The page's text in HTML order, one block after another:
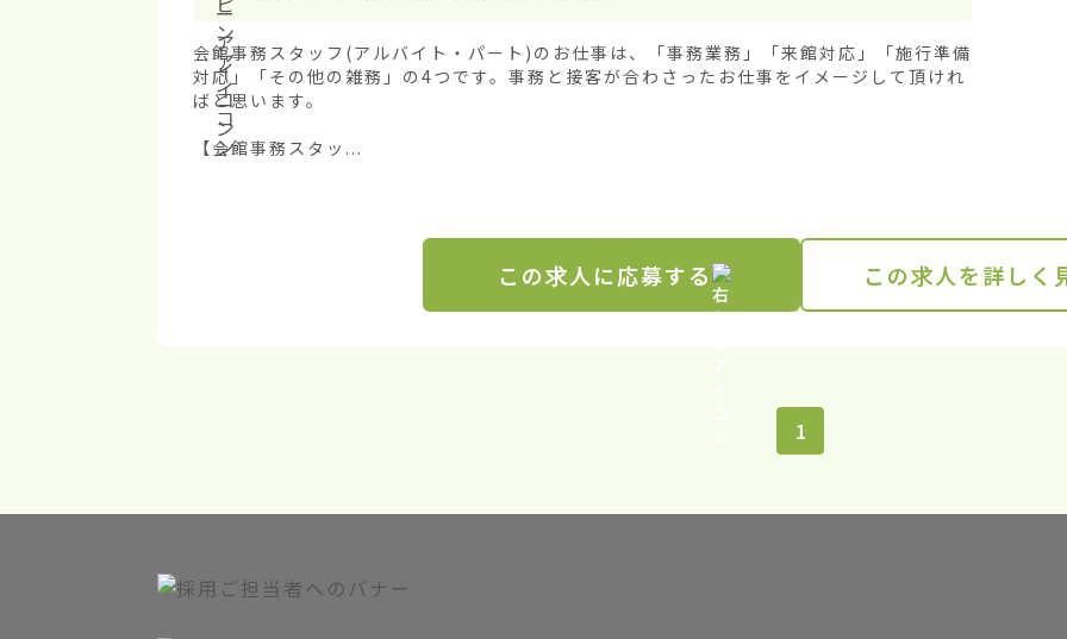
会館事務スタッフ(アルバイト・パート)のお仕事は、「事務業務」「来館対応」「施行準備
対応」「その他の雑務」の4つです。事務と接客が合わさったお仕事をイメージして頂けれ
ばと思います。
【会館事務スタッ...
この求人に応募する この求人を詳しく
1